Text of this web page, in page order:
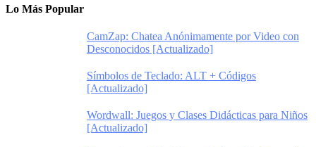
Lo Más Popular
CamZap: Chatea Anónimamente por Video con
Desconocidos [Actualizado]
Símbolos de Teclado: ALT + Códigos
[Actualizado]
Wordwall: Juegos y Clases Didácticas para Niños
[Actualizado]